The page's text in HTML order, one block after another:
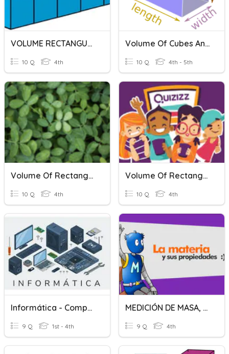
VOLUME RECTANGULAR PRISM
10 Q 4th
Volume Of Cubes And Rectangular Prisms
10 Q 4th - 5th
Volume Of Rectangular Prisms
10 Q 4th
Volume Of Rectangular Prism
10 Q 4th
Informática - Componentes De Um Computador
9 Q 1st - 4th
MEDICIÓN DE MASA, VOLUMEN Y TEMPERATURA
9 Q 4th